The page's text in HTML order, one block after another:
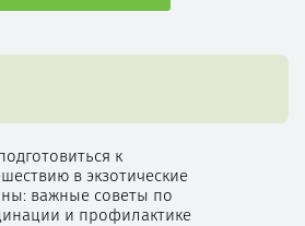
к
в экзотические
важные советы по
и профилактике